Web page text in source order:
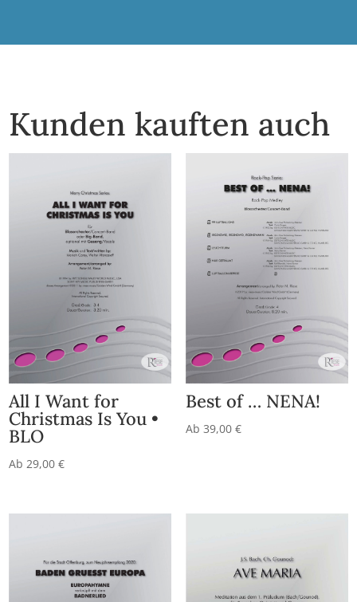
Kunden kauften auch
All I Want for
Christmas Is You •
BLO
Ab 29,00€
Best of … NENA!
Ab 39,00 €